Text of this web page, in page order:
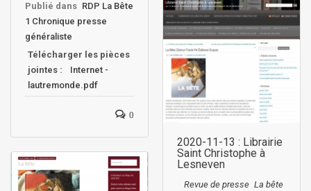
Publié dans RDP La Bête
1 Chronique presse
généraliste
Télécharger les pièces
jointes :
Internet -
lautremonde.pdf
0
2020-11-13 : Librairie
Saint Christophe à
Lesneven
Revue de presse La bête